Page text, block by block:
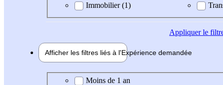
Immobilier (1)
Appliquerle
Afficher les filtres liés à l'Expérience demandée
Expérience demandée
Moins de 1 an